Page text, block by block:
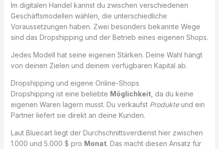
Im digitalen Handel kannst du zwischen verschiedenen
Geschäftsmodellen wählen, die unterschiedliche
Voraussetzungen haben. Zwei besonders bekannte Wege
sind das Dropshipping und der Betrieb eines eigenen Shops.
Jedes Modell hat seine eigenen Stärken. Deine Wahl hängt
von deinen Zielen und deinem verfügbaren Kapital ab.
Dropshipping und eigene Online-Shops
Dropshipping ist eine beliebte Möglichkeit, da du keine
eigenen Waren lagern musst. Du verkaufst Produkteund ein
Partner liefert sie direkt an deine Kunden.
Laut Bluecart liegt der Durchschnittsverdienst hier zwischen
1.000 und 5.000 $ pro Monat. Das macht diesen Ansatz für